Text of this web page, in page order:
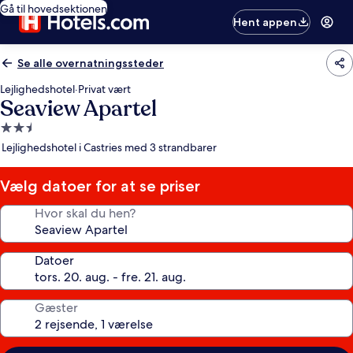
Gå til hovedsektionen
Hent appen
Se alle overnatningssteder
Lejlighedshotel·Privat vært
Seaview Apartel
2.5-
stjernet
Lejlighedshotel i Castries med 3 strandbarer
Vælg datoer for at se priser
Hvor skal du hen?
Datoer
Gæster